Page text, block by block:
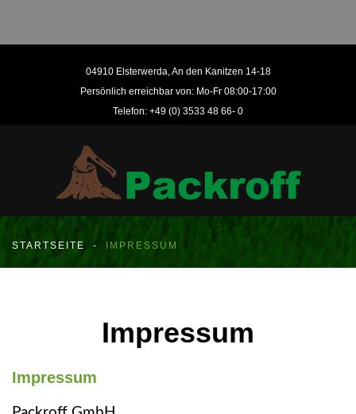
04910 Elsterwerda, An den Kanitzen 14-18
Persönlich erreichbar von: Mo-Fr 08:00-17:00
Telefon: +49 (0) 3533 48 66- 0
STARTSEITE - IMPRESSUM
Impressum
Impressum